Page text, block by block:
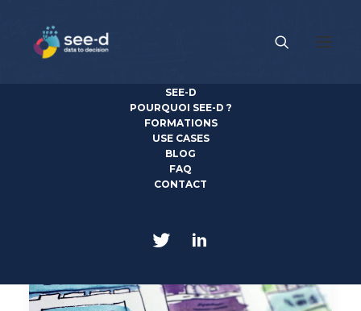
SEE-D
POURQUOI SEE-D ?
FORMATIONS
USE CASES
BLOG
FAQ
CONTACT
News
Découvrez toute l'actualité see-d, IA et Data Science